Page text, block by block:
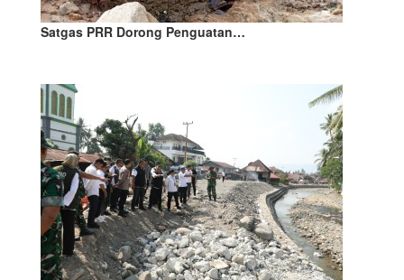
Satgas PRR Dorong Penguatan…